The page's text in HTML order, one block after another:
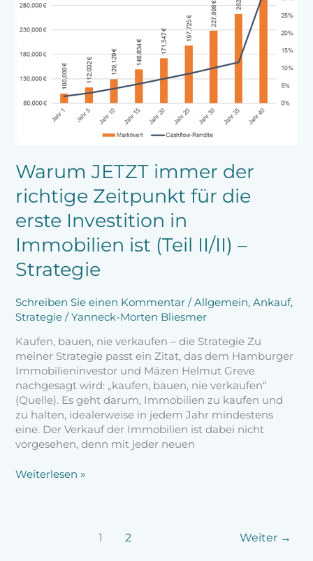
Warum JETZT immer der
richtige Zeitpunkt für die
erste Investition in
Immobilien ist (Teil II/II) –
Strategie
Schreiben Sie einen Kommentar /Allgemein,Ankauf,
Strategie /Yanneck-Morten Bliesmer
Kaufen, bauen, nie verkaufen – die Strategie Zu
meiner Strategie passt ein Zitat, das dem Hamburger
Immobilieninvestor und Mäzen Helmut Greve
nachgesagt wird: „kaufen, bauen, nie verkaufen“
(Quelle). Es geht darum, Immobilien zu kaufen und
zu halten, idealerweise in jedem Jahr mindestens
eine. Der Verkauf der Immobilien ist dabei nicht
vorgesehen, denn mit jeder neuen
der
Zeitpunkt
für
erste
Investition
in
Immobilien
II/II)
Strategie
Weiterlesen »
1 2 Weiter →